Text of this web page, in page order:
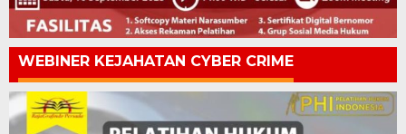
WEBINER KEJAHATAN CYBER CRIME